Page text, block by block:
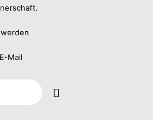
Mail